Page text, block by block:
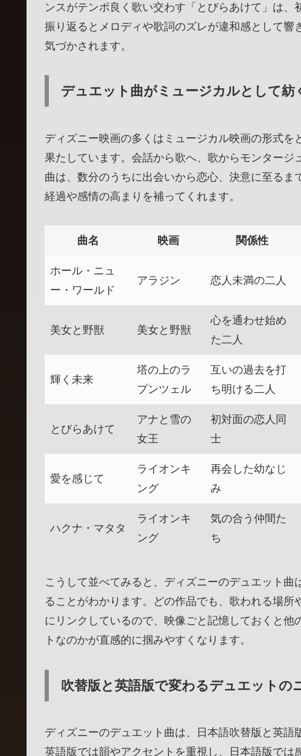
ンスがテンポ良く歌い交わす「とびらあけて」は
振り返るとメロディや歌詞のズレが違和感として
気づかされます。
デュエット曲がミュージカルとして紡
ディズニー映画の多くはミュージカル映画の形式
果たしています。会話から歌へ、歌からモンタージ
曲は、数分のうちに出会いから恋心、決意に至る
経過や感情の高まりを補ってくれます。
曲名 映画 関係性
ホール・ニュ
ー・ワールド
アラジン 恋人未満の二人
美女と野獣 美女と野獣
心を通わせ始め
た二人
輝く未来
塔の上のラ
プンツェル
互いの過去を打
ち明ける二人
とびらあけて
アナと雪の
女王
初対面の恋人同
士
愛を感じて
ライオンキ
ング
再会した幼なじ
み
ハクナ・マタタ
ライオンキ
ング
気の合う仲間た
ち
こうして並べてみると、ディズニーのデュエット
ることがわかります。どの作品でも、歌われる場
にリンクしているので、映像ごと記憶しておくと
トなのかが直感的に掴みやすくなります。
吹替版と英語版で変わるデュエットの
ディズニーのデュエット曲は、日本語吹替版と英語
英語版では韻やアクセントを重視し、日本語版で